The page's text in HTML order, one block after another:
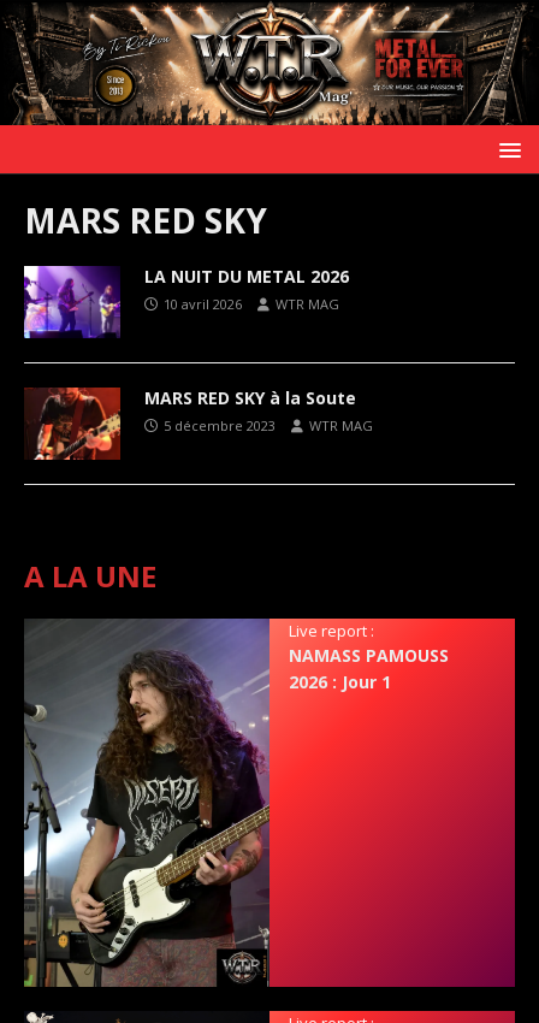
MARS RED SKY
LA NUIT DU METAL 2026
10 avril 2026 WTR MAG
MARS RED SKY à la Soute
5 décembre 2023 WTR MAG
A LA UNE
Live report :
NAMASS PAMOUSS
2026 : Jour 1